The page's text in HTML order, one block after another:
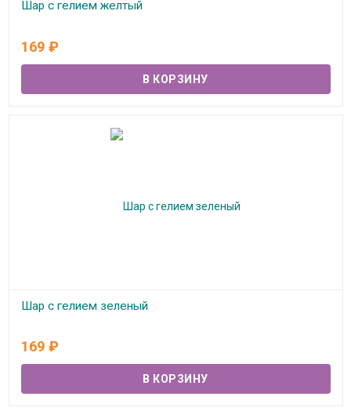
Шар с гелием желтый
169 ₽
Шар с гелием зеленый
169 ₽